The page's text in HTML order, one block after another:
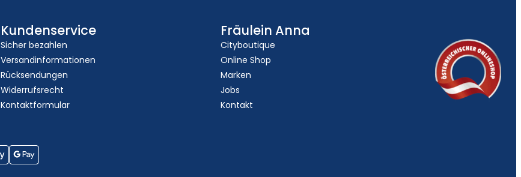
Kundenservice
Sicher bezahlen
Versandinformationen
Rücksendungen
Widerrufsrecht
Kontaktformular
Fräulein Anna
Cityboutique
Online Shop
Marken
Jobs
Kontakt